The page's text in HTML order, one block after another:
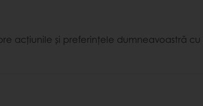
acțiunile și preferințele dumneavoastră